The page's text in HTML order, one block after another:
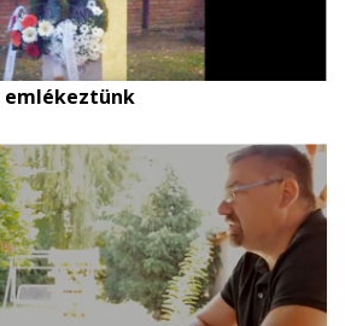
emlékeztünk